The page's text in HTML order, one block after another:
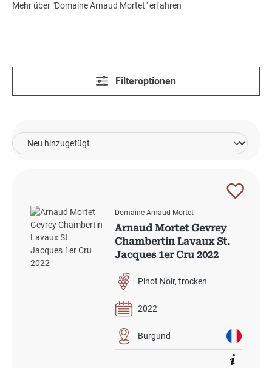
Mehr über "Domaine Arnaud Mortet" erfahren
Filteroptionen
Domaine Arnaud Mortet
Arnaud Mortet Gevrey
Chambertin Lavaux St.
Jacques 1er Cru 2022
Pinot Noir trocken
2022
Burgund